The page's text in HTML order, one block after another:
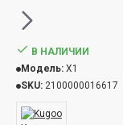
В НАЛИЧИИ
Модель: X1
SKU: 2100000016617